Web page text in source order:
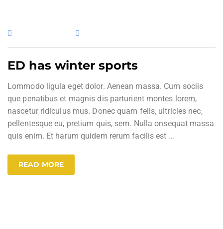
ED has winter sports
Lommodo ligula eget dolor. Aenean massa. Cum sociis
que penatibus et magnis dis parturient montes lorem,
nascetur ridiculus mus. Donec quam felis, ultricies nec,
pellentesque eu, pretium quis, sem. Nulla onsequat massa
quis enim. Et harum quidem rerum facilis est …
READ MORE